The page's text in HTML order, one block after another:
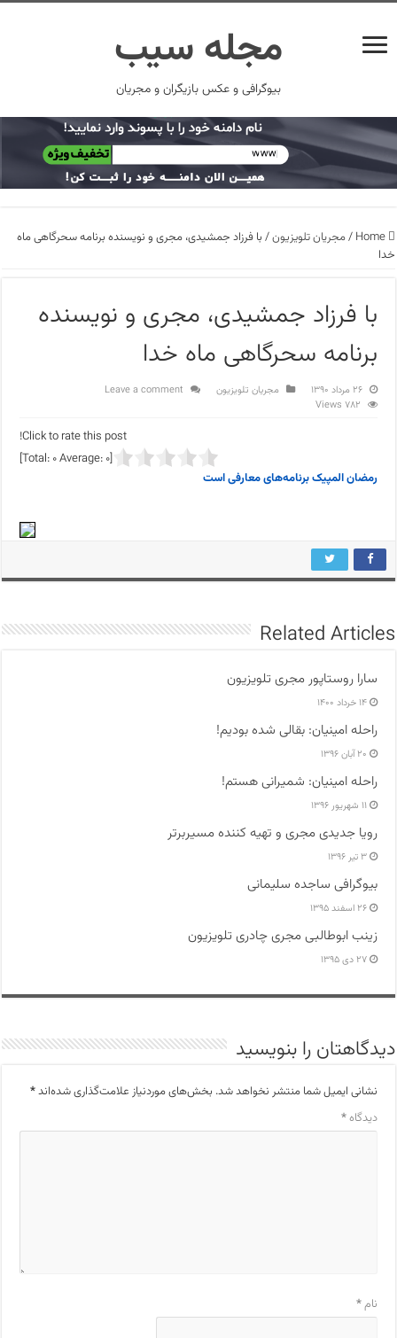
مجله سیب
بیوگرافی و عکس بازیگران و مجریان
Home
/مجریان تلویزیون/ با فرزاد جمشیدی، مجری و نویسنده برنامه سحرگاهی ماه
خدا
با فرزاد جمشیدی، مجری و نویسنده
برنامه سحرگاهی ماه خدا
۲۶ مرداد ۱۳۹۰ مجریان تلویزیون
Leave a comment
782 Views
Click to rate this post!
[Total:
0Average: 0
]
رمضان المپیک برنامه‌های معارفی است
Related Articles
سارا روستاپور مجری تلویزیون
۱۴ خرداد ۱۴۰۰
راحله امینیان: بقالی شده بودیم!
۲۰ آبان ۱۳۹۶
راحله امینیان: شمیرانی هستم!
۱۱ شهریور ۱۳۹۶
رویا جدیدی مجری و تهیه کننده مسیربرتر
۳ تیر ۱۳۹۶
بیوگرافی ساجده سلیمانی
۲۶ اسفند ۱۳۹۵
زینب ابوطالبی مجری چادری تلویزیون
۲۷ دی ۱۳۹۵
دیدگاهتان را بنویسید
نشانی ایمیل شما منتشر نخواهد شد. بخش‌های موردنیاز علامت‌گذاری شده‌اند*
دیدگاه*
نام*